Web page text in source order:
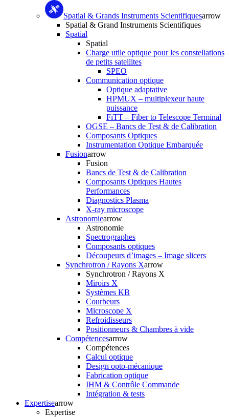
Spatial & Grands Instruments Scientifiquesarrow
Spatial & Grand Instruments Scientifiques
Spatial
Spatial
Charge utile optique pour les constellations
de petits satellites
SPEO
Communication optique
Optique adaptative
HPMUX – multiplexeur haute
puissance
FiTT – Fiber to Telescope Terminal
OGSE – Bancs de Test & de Calibration
Composants Optiques
Instrumentation Optique Embarquée
Fusionarrow
Fusion
Bancs de Test & de Calibration
Composants Optiques Hautes
Performances
Diagnostics Plasma
X-ray microscope
Astronomiearrow
Astronomie
Spectrographes
Composants optiques
Découpeurs d’images – Image slicers
Synchrotron / Rayons Xarrow
Synchrotron / Rayons X
Miroirs X
Systèmes KB
Courbeurs
Microscope X
Refroidisseurs
Positionneurs & Chambres à vide
Compétencesarrow
Compétences
Calcul optique
Design opto-mécanique
Fabrication optique
IHM & Contrôle Commande
Intégration & tests
Expertisearrow
Expertise